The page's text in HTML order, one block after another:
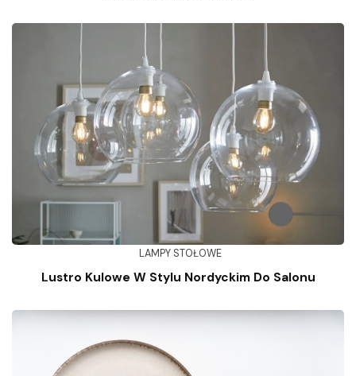
LAMPY STOŁOWE
Lustro Kulowe W Stylu Nordyckim Do Salonu